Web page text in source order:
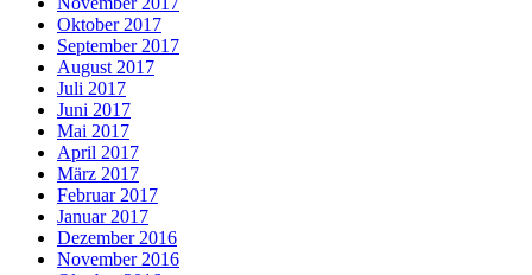
Oktober 2017
September 2017
August 2017
Juli 2017
Juni 2017
Mai 2017
April 2017
März 2017
Februar 2017
Januar 2017
Dezember 2016
November 2016